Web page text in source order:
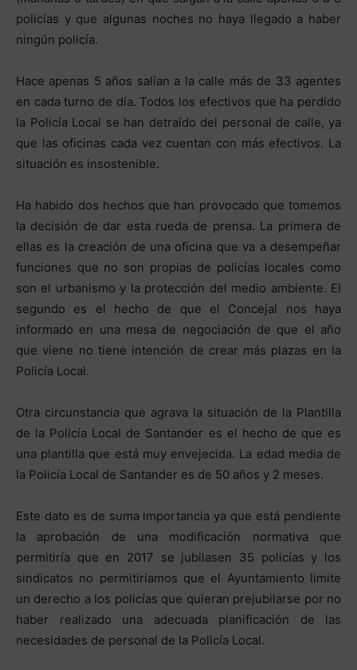
policías y que algunas noches no haya llegado a haber
ningún policía.
Hace apenas 5 años salían a la calle más de 33 agentes
en cada turno de día. Todos los efectivos que ha perdido
la Policía Local se han detraído del personal de calle, ya
que las oficinas cada vez cuentan con más efectivos. La
situación es insostenible.
Ha habido dos hechos que han provocado que tomemos
la decisión de dar esta rueda de prensa. La primera de
ellas es la creación de una oficina que va a desempeñar
funciones que no son propias de policías locales como
son el urbanismo y la protección del medio ambiente. El
segundo es el hecho de que el Concejal nos haya
informado en una mesa de negociación de que el año
que viene no tiene intención de crear más plazas en la
Policía Local.
Otra circunstancia que agrava la situación de la Plantilla
de la Policía Local de Santander es el hecho de que es
una plantilla que está muy envejecida. La edad media de
la Policía Local de Santander es de 50 años y 2 meses.
Este dato es de suma importancia ya que está pendiente
la aprobación de una modificación normativa que
permitiría que en 2017 se jubilasen 35 policías y los
sindicatos no permitiríamos que el Ayuntamiento limite
un derecho a los policías que quieran prejubilarse por no
haber realizado una adecuada planificación de las
necesidades de personal de la Policía Local.